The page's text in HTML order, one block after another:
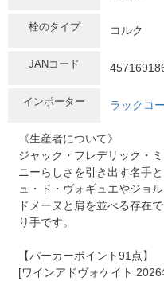
栓のタイプ コルク
JANコード
インポーター ラックコ
《生産者について》
ジャック・フレデリック・
ニーらしさを引き出す名手
ュ・ド・ヴォギュエやジョ
ドメーヌと肩を並べる存在
り手です。
【パーカーポイント91点】
[ワインアドヴォケイト 2026